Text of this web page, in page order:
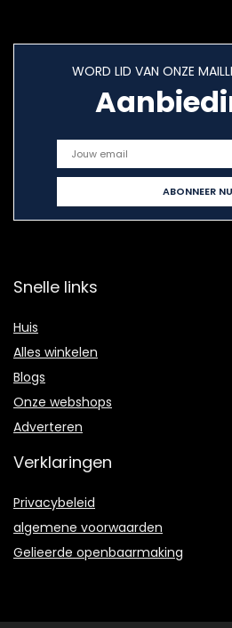
WORD LID VAN ONZE
Snelle links
Huis
Alles winkelen
Blogs
Onze webshops
Adverteren
Verklaringen
Privacybeleid
algemene voorwaarden
Gelieerde openbaarmaking